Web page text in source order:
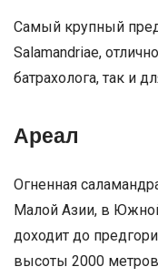
Самый крупный
Salamandriae,
батрахолога, так и
Ареал
Огненная
Малой Азии, в
доходит до
высоты 2000